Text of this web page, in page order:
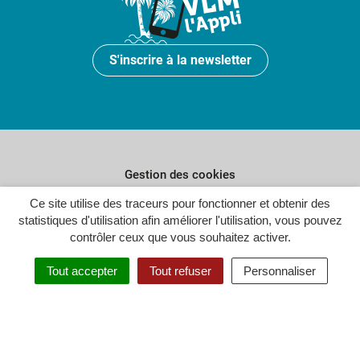
Ce site utilise des traceurs pour fonctionner et obtenir des
statistiques d'utilisation afin améliorer l'utilisation, vous pouvez
contrôler ceux que vous souhaitez activer.
Tout accepter Tout refuser Personnaliser
S'inscrire à la newsletter
Gestion des cookies
Plan du site
Politique de confidentialité
Crédits